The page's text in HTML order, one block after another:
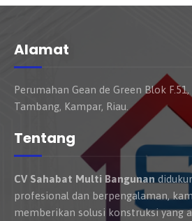
Alamat
Perumahan Gean de Green Blok
Tambang, Kampar, Riau.
Tentang
CV Sahabat Multi Bangunan
profesional dan berpengalaman,
memberikan solusi konstruksi yang